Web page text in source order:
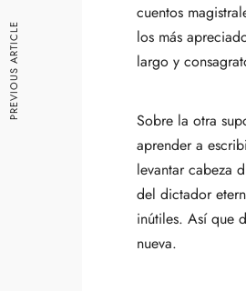
cuentos
los más
largo y
Sobre la otra
aprender a
levantar cabeza
del dictador
inútiles. Así que
nueva.
PREVIOUS ARTICLE